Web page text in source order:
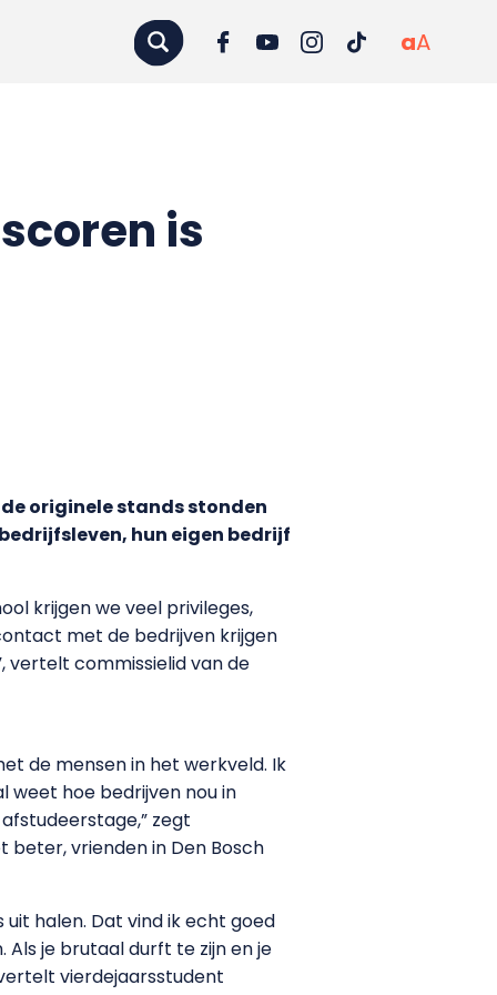
aA
is
originele stands stonden
hun eigen bedrijf
krijgen we veel privileges,
met de bedrijven krijgen
vertelt commissielid van de
de mensen in het werkveld. Ik
weet hoe bedrijven nou in
zegt
beter, vrienden in Den Bosch
halen. Dat vind ik echt goed
je brutaal durft te zijn en je
vierdejaarsstudent